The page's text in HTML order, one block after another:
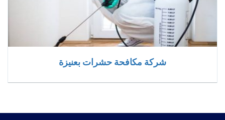
شركة مكافحة حشرات بعنيزة